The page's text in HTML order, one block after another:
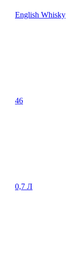
English Whisky
46
0,7 Л